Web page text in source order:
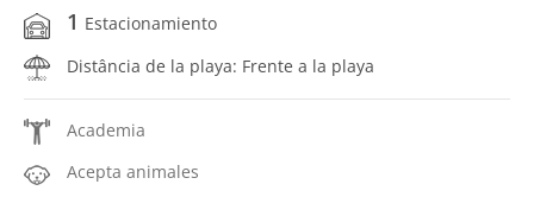
1 Estacionamiento
Distância de la playa: Frente a la playa
Academia
Acepta animales